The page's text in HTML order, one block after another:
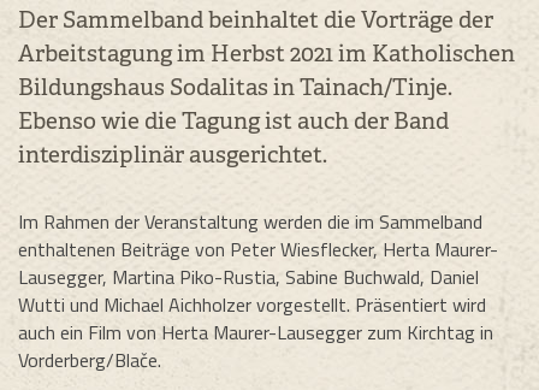
Der Sammelband beinhaltet die Vorträge der
Arbeitstagung im Herbst 2021 im Katholischen
Bildungshaus Sodalitas in Tainach/Tinje.
Ebenso wie die Tagung ist auch der Band
interdisziplinär ausgerichtet.
Im Rahmen der Veranstaltung werden die im Sammelband
enthaltenen Beiträge von Peter Wiesflecker, Herta Maurer-
Lausegger, Martina Piko-Rustia, Sabine Buchwald, Daniel
Wutti und Michael Aichholzer vorgestellt. Präsentiert wird
auch ein Film von Herta Maurer-Lausegger zum Kirchtag in
Vorderberg/Blače.